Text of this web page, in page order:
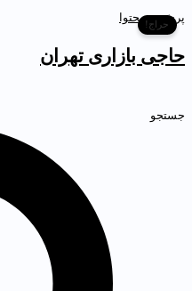
به محتوا
بازاری تهران
حراج!